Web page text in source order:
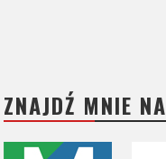
ZNAJDŹ MNIE NA